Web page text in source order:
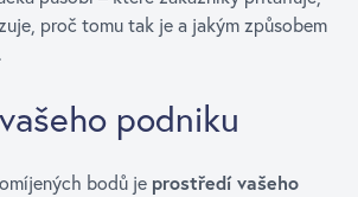
proč tomu tak je a jakým způsobem
podniku
bodů je prostředí vašeho